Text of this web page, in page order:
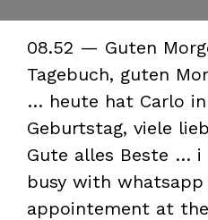
08.52 — Guten
Tagebuch, guten
… heute hat Carlo
Geburtstag, viele
Gute alles Beste … i
busy with
appointement at